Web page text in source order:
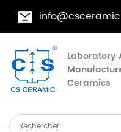
Laboratory
Ceramics